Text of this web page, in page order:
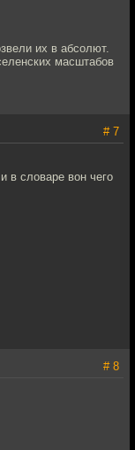
их в абсолют.
масштабов
# 7
в словаре вон чего
# 8